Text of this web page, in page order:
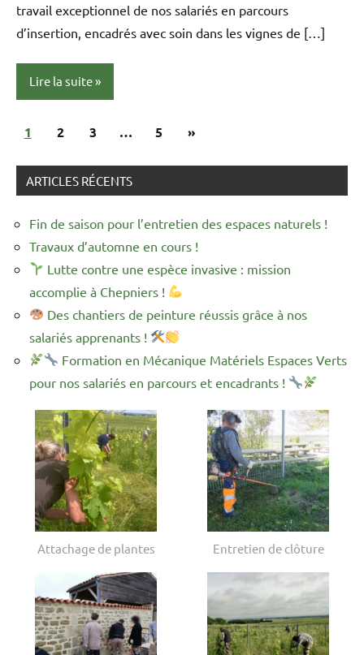
travail exceptionnel de nos salariés en parcours
d’insertion, encadrés avec soin dans les vignes de […]
Lire la suite
actualités
Pagination
publications
1 2 3 … 5
Articles
»
ARTICLES RÉCENTS
Fin de saison pour l’entretien des espaces naturels !
Travaux d’automne en cours !
Lutte contre une espèce invasive : mission
accomplie à Chepniers !
Des chantiers de peinture réussis grâce à nos
salariés apprenants !
Formation en Mécanique Matériels Espaces Verts
pour nos salariés en parcours et encadrants !
Attachage de plantes Entretien de clôture